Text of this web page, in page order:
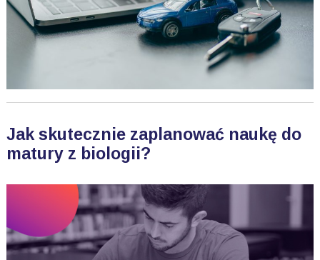
Jak skutecznie zaplanować naukę do
matury z biologii?